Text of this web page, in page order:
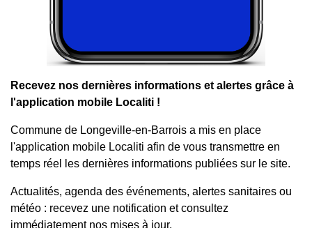
Recevez nos dernières informations et alertes grâce à
l'application mobile Localiti !
Commune de Longeville-en-Barrois a mis en place
l'application mobile Localiti afin de vous transmettre en
temps réel les dernières informations publiées sur le site.
Actualités, agenda des événements, alertes sanitaires ou
météo : recevez une notification et consultez
immédiatement nos mises à jour.